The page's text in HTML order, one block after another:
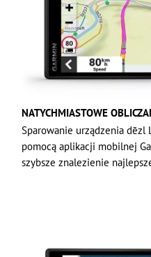
NATYCHMIASTOWE
Sparowanie urządzenia dēzl
pomocą aplikacji mobilnej
szybsze znalezienie